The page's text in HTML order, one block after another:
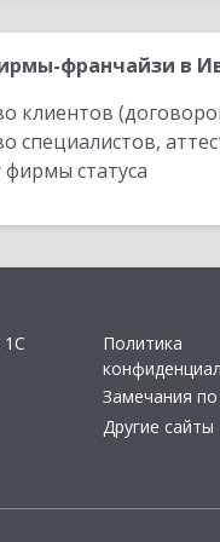
франчайзи в
клиентов
специалистов,
статуса
1С
Политика
Замечания по
Другие сайты